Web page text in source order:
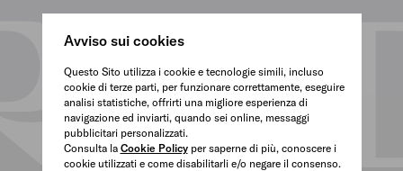
Avviso sui cookies
Questo Sito utilizza i cookie e tecnologie simili, incluso
cookie di terze parti, per funzionare correttamente, eseguire
analisi statistiche, offrirti una migliore esperienza di
navigazione ed inviarti, quando sei online, messaggi
pubblicitari personalizzati.
Consulta la Cookie Policyper saperne di più, conoscere i
cookie utilizzati e come disabilitarli e/o negare il consenso.